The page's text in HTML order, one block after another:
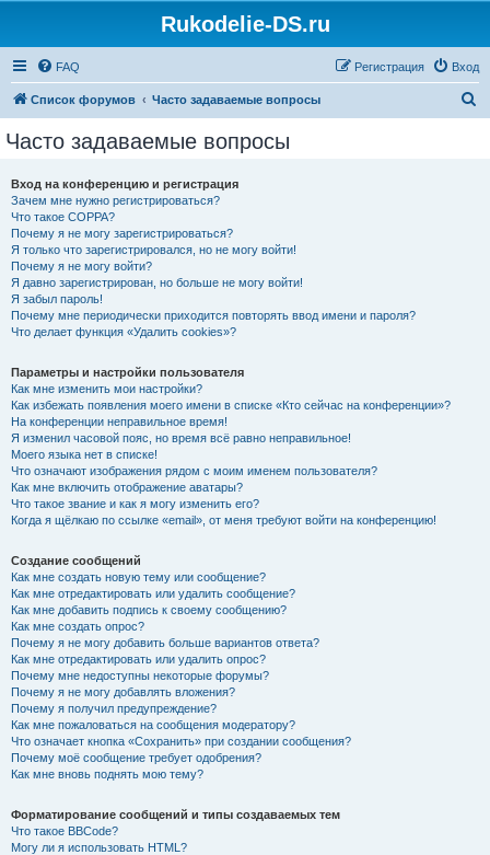
Rukodelie-DS.ru
FAQ Вход
Регистрация
Список форумов Часто задаваемые вопросы
Часто задаваемые вопросы
Вход на конференцию и регистрация
Зачем мне нужно регистрироваться?
Что такое COPPA?
Почему я не могу зарегистрироваться?
Я только что зарегистрировался, но не могу войти!
Почему я не могу войти?
Я давно зарегистрирован, но больше не могу войти!
Я забыл пароль!
Почему мне периодически приходится повторять ввод имени и пароля?
Что делает функция «Удалить cookies»?
Параметры и настройки пользователя
Как мне изменить мои настройки?
Как избежать появления моего имени в списке «Кто сейчас на конференции»?
На конференции неправильное время!
Я изменил часовой пояс, но время всё равно неправильное!
Моего языка нет в списке!
Что означают изображения рядом с моим именем пользователя?
Как мне включить отображение аватары?
Что такое звание и как я могу изменить его?
Когда я щёлкаю по ссылке «email», от меня требуют войти на конференцию!
Создание сообщений
Как мне создать новую тему или сообщение?
Как мне отредактировать или удалить сообщение?
Как мне добавить подпись к своему сообщению?
Как мне создать опрос?
Почему я не могу добавить больше вариантов ответа?
Как мне отредактировать или удалить опрос?
Почему мне недоступны некоторые форумы?
Почему я не могу добавлять вложения?
Почему я получил предупреждение?
Как мне пожаловаться на сообщения модератору?
Что означает кнопка «Сохранить» при создании сообщения?
Почему моё сообщение требует одобрения?
Как мне вновь поднять мою тему?
Форматирование сообщений и типы создаваемых тем
Что такое BBCode?
Могу ли я использовать HTML?